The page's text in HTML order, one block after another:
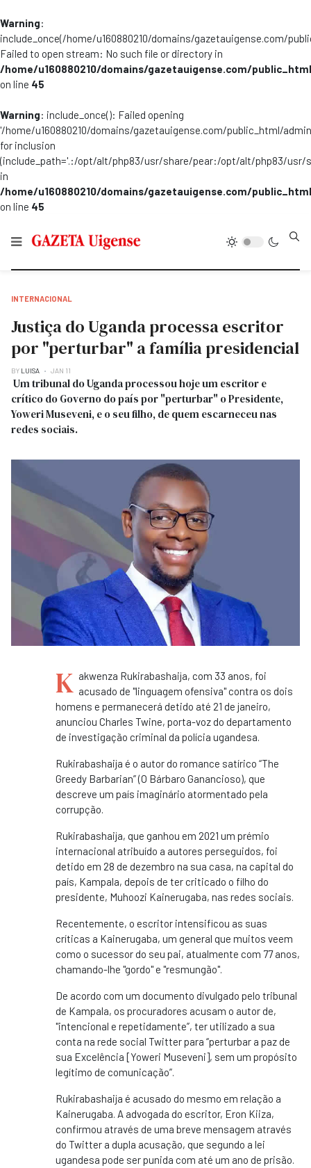
Warning:
include_once(/home/u160880210/domains/gazetauigense.com/
Failed to open stream: No such file or directory in
/home/u160880210/domains/gazetauigense.com/
on line 45
Warning: include_once(): Failed opening
'/home/u160880210/domains/gazetauigense.com/public_html/
for inclusion
(include_path='.:/opt/alt/php83/usr/share/pear:/opt/alt/php83/
in
/home/u160880210/domains/gazetauigense.com/
on line 45
INTERNACIONAL
Justiça do Uganda processa escritor
por "perturbar" a família presidencial
BY LUISA JAN 11
Um tribunal do Uganda processou hoje um escritor e
crítico do Governo do país por "perturbar" o Presidente,
Yoweri Museveni, e o seu filho, de quem escarneceu nas
redes sociais.
K akwenza Rukirabashaija, com 33 anos, foi
acusado de "linguagem ofensiva" contra os dois
homens e permanecerá detido até 21 de janeiro,
anunciou Charles Twine, porta-voz do departamento
de investigação criminal da polícia ugandesa.
Rukirabashaija é o autor do romance satírico “The
Greedy Barbarian” (O Bárbaro Ganancioso), que
descreve um país imaginário atormentado pela
corrupção.
Rukirabashaija, que ganhou em 2021 um prémio
internacional atribuído a autores perseguidos, foi
detido em 28 de dezembro na sua casa, na capital do
país, Kampala, depois de ter criticado o filho do
presidente, Muhoozi Kainerugaba, nas redes sociais.
Recentemente, o escritor intensificou as suas
críticas a Kainerugaba, um general que muitos veem
como o sucessor do seu pai, atualmente com 77 anos,
chamando-lhe "gordo" e "resmungão".
De acordo com um documento divulgado pelo tribunal
de Kampala, os procuradores acusam o autor de,
"intencional e repetidamente”, ter utilizado a sua
conta na rede social Twitter para “perturbar a paz de
sua Excelência [Yoweri Museveni], sem um propósito
legítimo de comunicação”.
Rukirabashaija é acusado do mesmo em relação a
Kainerugaba. A advogada do escritor, Eron Kiiza,
confirmou através de uma breve mensagem através
do Twitter a dupla acusação, que segundo a lei
ugandesa pode ser punida com até um ano de prisão.